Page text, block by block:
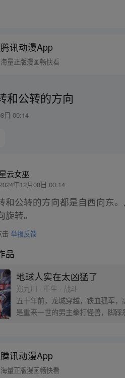
腾讯动漫App
海量正版漫画畅快看
和公转的方向
日 00:14
星云女巫
年12月08日 00:14
和公转的方向都是自西向东
转。
击举报反馈
品
地球人实在太凶猛了
郑九川 · 重生 · 战斗
五十年前，龙城穿越，铁血孤军
是重来一世的男主拳打怪兽，脚
腾讯动漫App
海量正版漫画畅快看